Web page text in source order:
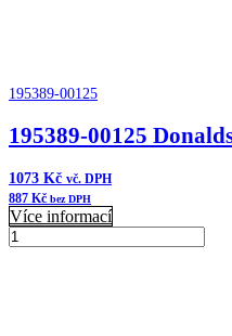
195389-00125
195389-00125
1073 Kč vč. DPH
887 Kč bez DPH
Více informací
195389-